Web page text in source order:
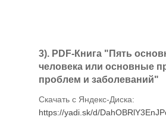
3). PDF-Книга "Пять
человека или основные
проблем и заболеваний"
Скачать с Яндекс-Диска:
https://yadi.sk/d/